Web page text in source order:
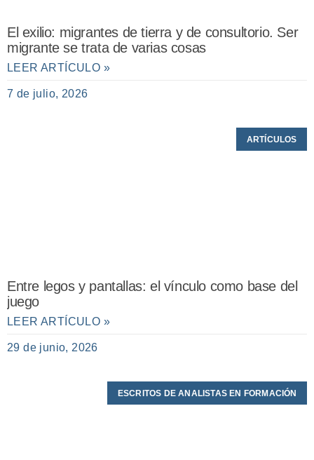
El exilio: migrantes de tierra y de consultorio. Ser
migrante se trata de varias cosas
LEER ARTÍCULO »
7 de julio, 2026
ARTÍCULOS
Entre legos y pantallas: el vínculo como base del
juego
LEER ARTÍCULO »
29 de junio, 2026
ESCRITOS DE ANALISTAS EN FORMACIÓN